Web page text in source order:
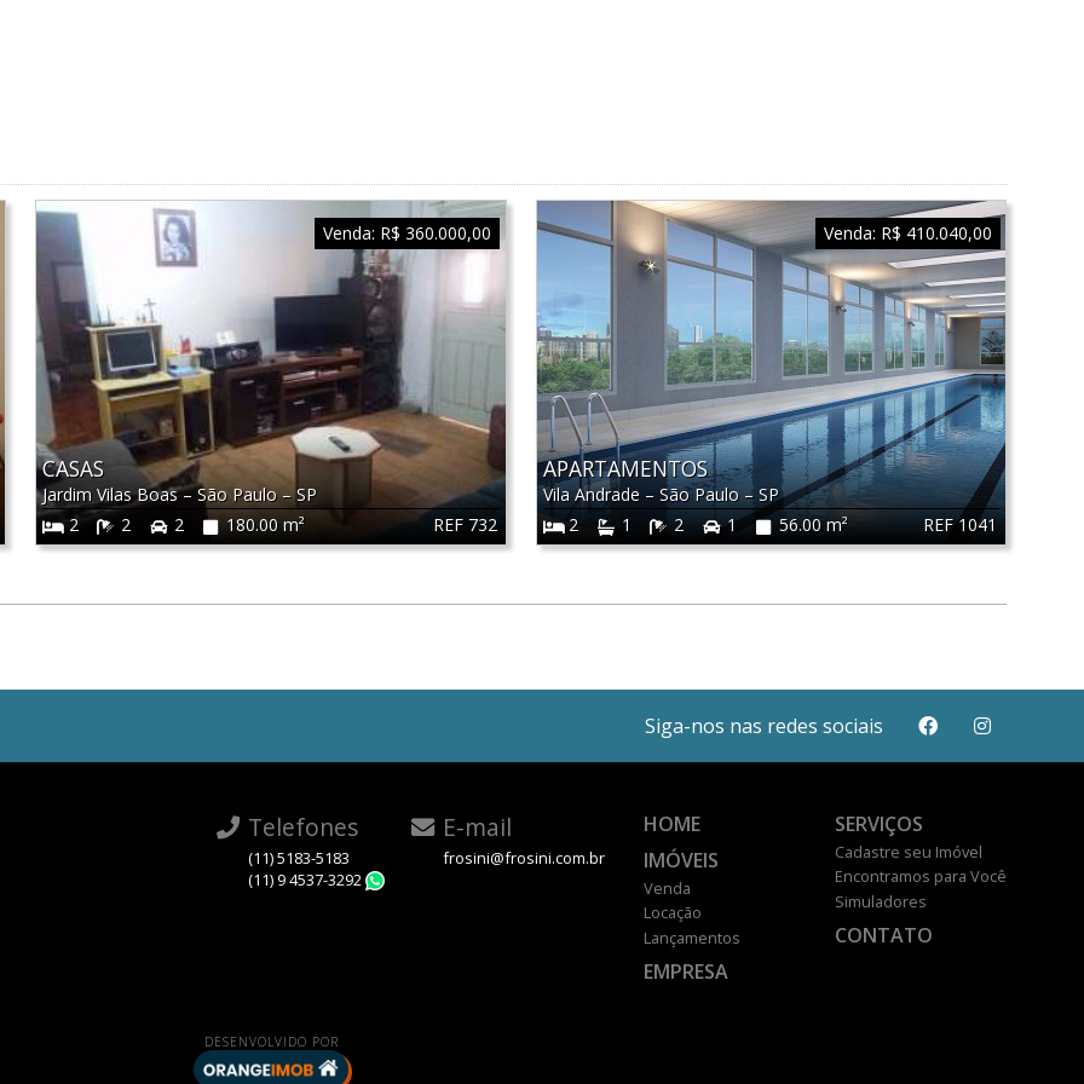
REF 732
CASAS
Jardim Vilas Boas–São Paulo–SP
2
2 2 180.00 m²
Venda: R$ 360.000,00
REF 1041
APARTAMENTOS
Vila Andrade – São Paulo – SP
2
1 2 1 56.00 m²
Venda: R$ 410.040,00
Siga-nos nas redes sociais
Telefones
(11) 5183-5183
(11) 9 4537-3292
E-mail
frosini@frosini.com.br
HOME
IMÓVEIS
Venda
Locação
Lançamentos
EMPRESA
SERVIÇOS
Cadastre seu Imóvel
Encontramos para Você
Simuladores
CONTATO
DESENVOLVIDO POR